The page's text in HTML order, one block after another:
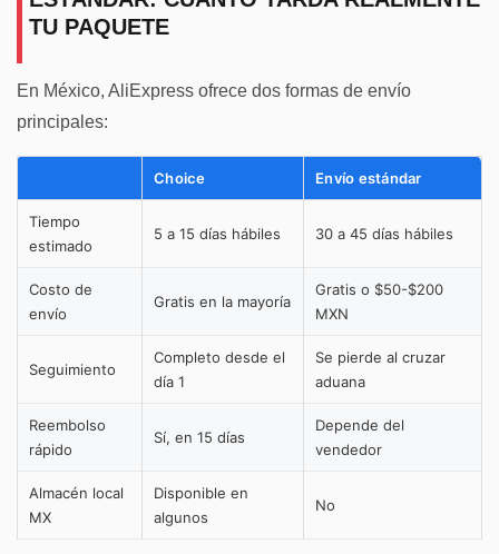
TU PAQUETE
En México, AliExpress ofrece dos formas de envío
principales:
Choice Envío estándar
Tiempo
estimado
5 a 15 días hábiles 30 a 45 días hábiles
Costo de
envío
Gratis en la mayoría
Gratis o $50-$200
MXN
Seguimiento
Completo desde el
día 1
Se pierde al cruzar
aduana
Reembolso
rápido
Sí, en 15 días
Depende del
vendedor
Almacén local
MX
Disponible en
algunos
No